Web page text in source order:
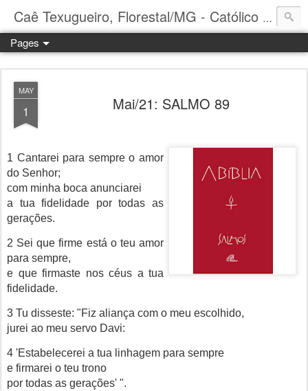
Caê Texugueiro, Florestal/MG - Católico Praticante
Pages
MAY
1 Mai/21: SALMO 89
1 Cantarei para sempre o amor
do Senhor;
com minha boca anunciarei
a tua fidelidade por todas as
gerações.
2 Sei que firme está o teu amor
para sempre,
e que firmaste nos céus a tua
fidelidade.
3 Tu disseste: "Fiz aliança com o meu escolhido,
jurei ao meu servo Davi:
4 'Estabelecerei a tua linhagem para sempre
e firmarei o teu trono
por todas as gerações' ".